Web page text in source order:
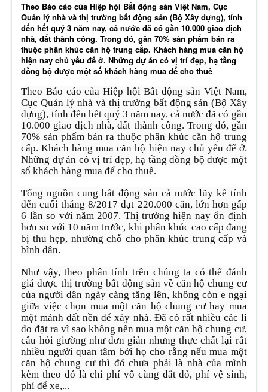
Theo Báo cáo của Hiệp hội Bất động sản Việt Nam, Cục
Quản lý nhà và thị trường bất động sản (Bộ Xây dựng), tính
đến hết quý 3 năm nay, cả nước đã có gần 10.000 giao dịch
nhà, đất thành công. Trong đó, gần 70% sản phẩm bán ra
thuộc phân khúc căn hộ trung cấp. Khách hàng mua căn hộ
hiện nay chủ yếu để ở. Những dự án có vị trí đẹp, hạ tầng
đồng bộ được một số khách hàng mua để cho thuê
Theo Báo cáo của Hiệp hội Bất động sản Việt Nam,
Cục Quản lý nhà và thị trường bất động sản (Bộ Xây
dựng), tính đến hết quý 3 năm nay, cả nước đã có gần
10.000 giao dịch nhà, đất thành công. Trong đó, gần
70% sản phẩm bán ra thuộc phân khúc căn hộ trung
cấp. Khách hàng mua căn hộ hiện nay chủ yếu để ở.
Những dự án có vị trí đẹp, hạ tầng đồng bộ được một
số khách hàng mua để cho thuê.
Tổng nguồn cung bất động sản cả nước lũy kế tính
đến cuối tháng 8/2017 đạt 220.000 căn, lớn hơn gấp
6 lần so với năm 2007. Thị trường hiện nay ổn định
hơn so với 10 năm trước, khi phân khúc cao cấp đang
bị thu hẹp, nhường chỗ cho phân khúc trung cấp và
bình dân.
Như vậy, theo phân tính trên chúng ta có thể đánh
giá được thị trường bất động sản về căn hộ chung cư
của người dân ngày càng tăng lên, không còn e ngại
giữa việc chọn mua một căn hộ chung cư hay mua
một mảnh đất nền để xây nhà. Đã có rất nhiều các lí
do đặt ra vì sao không nên mua một căn hộ chung cư,
câu hỏi giường như đơn giản nhưng thực chất lại rất
nhiều người quan tâm bởi họ cho rằng nếu mua một
căn hộ chung cư thì đó chưa phải là nhà của mình
kèm theo đó là chi phí vô cùng đắt đỏ, phí vệ sinh,
phí để xe,...